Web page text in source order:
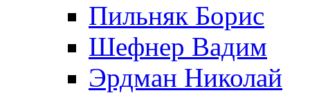
Пильняк Борис
Шефнер Вадим
Эрдман Николай